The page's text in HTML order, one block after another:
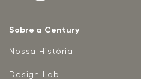
Sobre a Century
Nossa História
Design Lab